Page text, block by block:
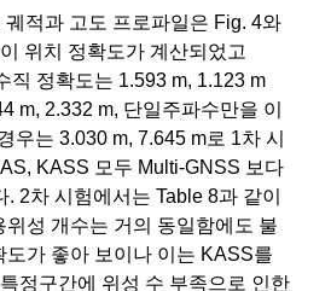
적과 고도 프로파일은 Fig. 4와
위치 정확도가 계산되었고
직 정확도는 1.593 m, 1.123 m
m, 2.332 m, 단일주파수만을 이
우는 3.030 m, 7.645 m로 1차 시
KASS 모두 Multi-GNSS 보다
2차 시험에서는 Table 8과 같이
성 개수는 거의 동일함에도 불
도가 좋아 보이나 이는 KASS를
정구간에 위성 수 부족으로 인한